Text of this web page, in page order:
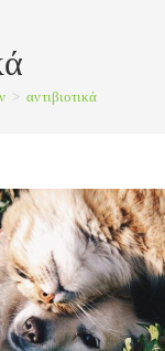
> αντιβιοτικά